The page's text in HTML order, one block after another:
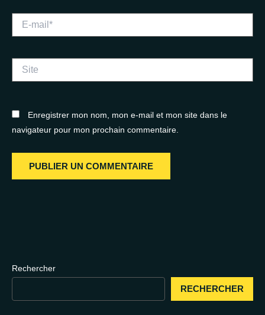
mail*
Enregistrer mon nom, mon e-mail et mon site dans le
navigateur pour mon prochain commentaire.
Rechercher
RECHERCHER